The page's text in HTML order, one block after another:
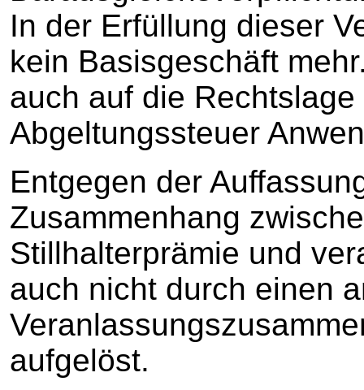
In der Erfüllung dieser
kein Basisgeschäft
auch auf die
Abgeltungssteuer
Entgegen der
Zusammenhang
Stillhalterprämie und
auch nicht durch einen
aufgelöst.